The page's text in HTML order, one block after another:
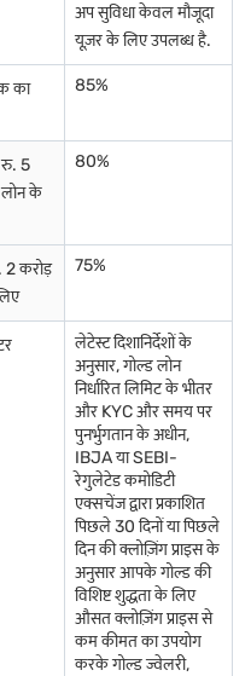
गोल्ड पूरी तरह से सुरक्षित हो.
निवासियों को अपने गोल्ड एसेट को
करने में सक्षम बनाता है.
हैं?
में सोने के भाव के बारे में जानें
उत्तर प्रदेश में गोल्ड दर
पश्चिम बंगाल में सोने का भाव
अधिक जानें
आर्कोट में गोल्ड की दर
कोविलपट्टी में गोल्ड दर
गोकाक में गोल्ड की दर
अप सुविधा केवल मौजूदा
यूज़र के लिए उपलब्ध है.
का
85%
5
के
80%
करोड़
75%
लेटेस्ट दिशानिर्देशों के
अनुसार, गोल्ड लोन
निर्धारित लिमिट के भीतर
और KYC और समय पर
पुनर्भुगतान के अधीन,
IBJA या SEBI-
रेगुलेटेड कमोडिटी
एक्सचेंज द्वारा प्रकाशित
पिछले 30 दिनों या पिछले
दिन की क्लोज़िंग प्राइस के
अनुसार आपके गोल्ड की
विशिष्ट शुद्धता के लिए
औसत क्लोज़िंग प्राइस से
कम कीमत का उपयोग
करके गोल्ड ज्वेलरी,